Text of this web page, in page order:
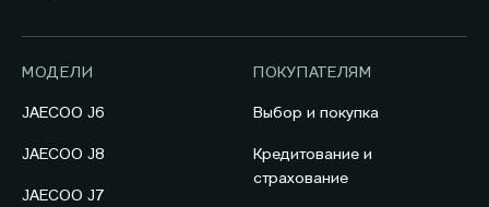
МОДЕЛИ
JAECOO J6
JAECOO J8
JAECOO J7
ПОКУПАТЕЛЯМ
Выбор и покупка
Кредитование и
страхование